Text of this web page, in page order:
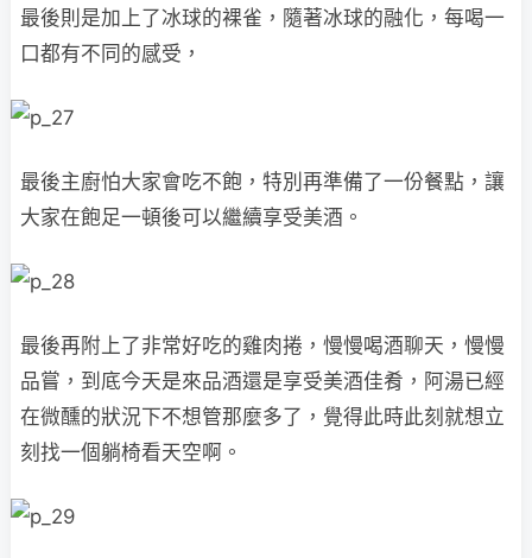
最後則是加上了冰球的裸雀，隨著冰球的融化，每喝一
口都有不同的感受，
最後主廚怕大家會吃不飽，特別再準備了一份餐點，讓
大家在飽足一頓後可以繼續享受美酒。
最後再附上了非常好吃的雞肉捲，慢慢喝酒聊天，慢慢
品嘗，到底今天是來品酒還是享受美酒佳肴，阿湯已經
在微醺的狀況下不想管那麼多了，覺得此時此刻就想立
刻找一個躺椅看天空啊。